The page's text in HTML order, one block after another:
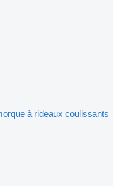
à rideaux coulissants